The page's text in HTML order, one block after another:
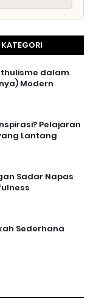
KATEGORI
dalam
Modern
Pelajaran
Lantang
Sadar Napas
Sederhana